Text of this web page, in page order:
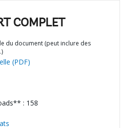
COMPLET
du document (peut inclure des
(PDF)
: 158